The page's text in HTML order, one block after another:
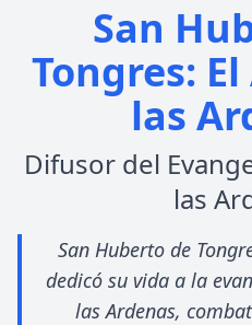
San
Tongres:
las
Difusor del
las
San Huberto de
dedicó su vida a la
las Ardenas,